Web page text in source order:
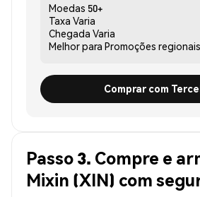
Moedas 50+
Taxa Varia
Chegada Varia
Melhor para Promoções regionais
Comprar com
Passo 3. Compre e
Mixin (XIN) com